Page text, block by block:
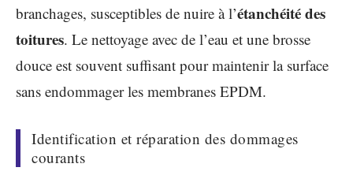
branchages, susceptibles de nuire à l’étanchéité des
toitures. Le nettoyage avec de l’eau et une brosse
douce est souvent suffisant pour maintenir la surface
sans endommager les membranes EPDM.
Identification et réparation des dommages
courants